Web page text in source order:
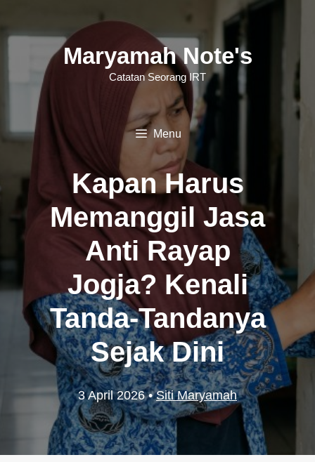
ke
Maryamah Note's
Catatan Seorang IRT
Menu
Kapan Harus
Memanggil Jasa
Anti Rayap
Jogja? Kenali
Tanda-Tandanya
Sejak Dini
3 April 2026•Siti Maryamah